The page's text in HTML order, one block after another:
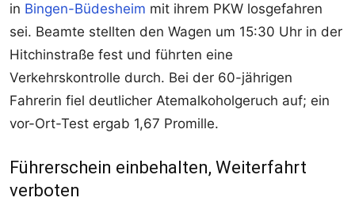
in Bingen-Büdesheim mit ihrem PKW losgefahren
sei. Beamte stellten den Wagen um 15:30 Uhr in der
Hitchinstraße fest und führten eine
Verkehrskontrolle durch. Bei der 60-jährigen
Fahrerin fiel deutlicher Atemalkoholgeruch auf; ein
vor-Ort-Test ergab 1,67 Promille.​
Führerschein einbehalten, Weiterfahrt
verboten